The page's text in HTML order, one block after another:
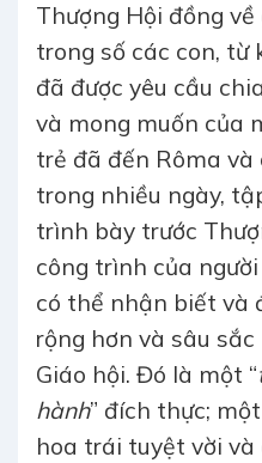
Thượng Hội đồng
trong số các con, từ
đã được yêu cầu
và mong muốn của
trẻ đã đến Rôma
trong nhiều ngày,
trình bày trước
công trình của
có thể nhận biết và
rộng hơn và sâu
Giáo hội. Đó là một “
hành” đích thực;
hoa trái tuyệt vời và